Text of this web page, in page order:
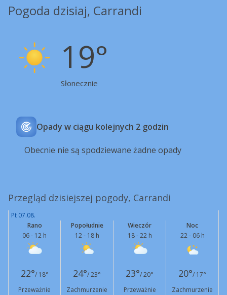
Pogoda dzisiaj, Carrandi
19°
Słonecznie
Opady w ciągu kolejnych 2 godzin
Obecnie nie są spodziewane żadne opady
Przegląd dzisiejszej pogody, Carrandi
Pt 07.08.
Rano
06 - 12 h
Popołudnie
12 - 18 h
Wieczór
18 - 22 h
Noc
22 - 06 h
22°/ 18° 24°/ 23° 23°/ 20° 20°/ 17°
Przeważnie
Zachmurzenie
Przeważnie
Zachmurzenie